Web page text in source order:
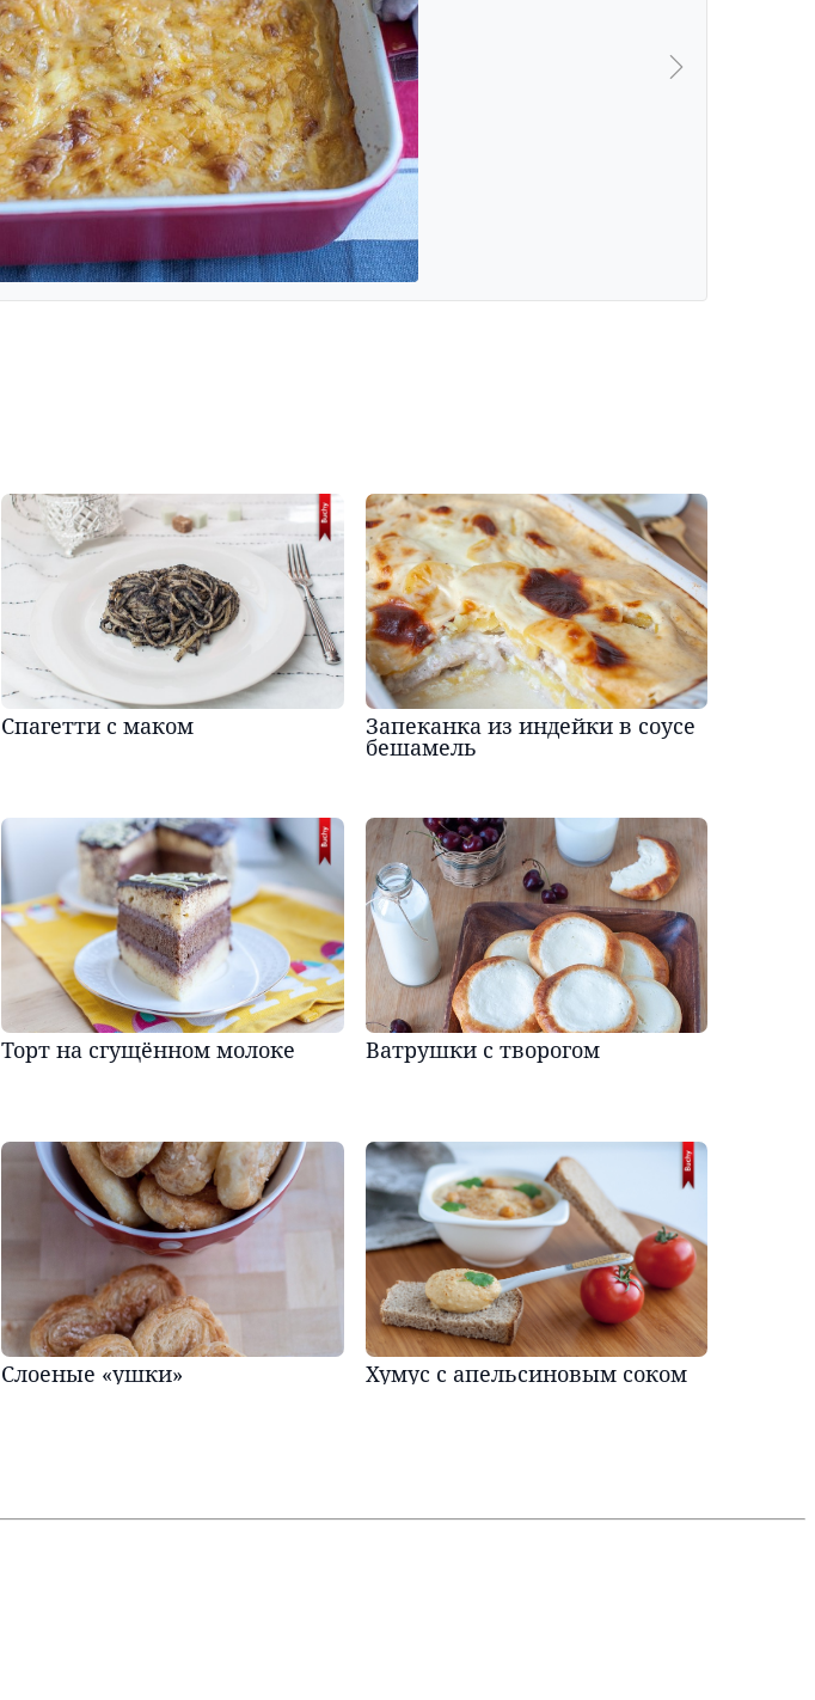
Спагетти с маком Запеканка из индейки в соусе
бешамель
Торт на сгущённом молоке Ватрушки с творогом
Слоеные «ушки» Хумус с апельсиновым соком